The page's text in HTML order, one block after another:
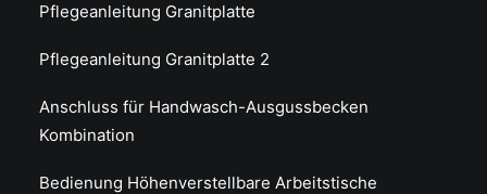
Pflegeanleitung Granitplatte
Pflegeanleitung Granitplatte 2
Anschluss für Handwasch-Ausgussbecken
Kombination
Bedienung Höhenverstellbare Arbeitstische